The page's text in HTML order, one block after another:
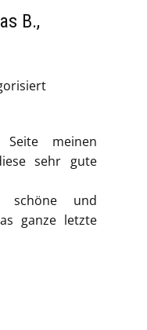
B.,
meinen
sehr gute
schöne und
ganze letzte